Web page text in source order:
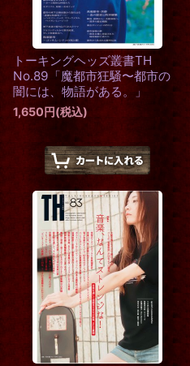
トーキングヘッズ叢書TH
No.89「魔都市狂騒〜都市の
闇には、物語がある。」
1,650円(税込)